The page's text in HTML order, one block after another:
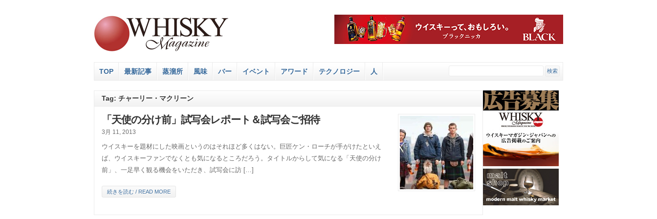
TOP 最新記事 蒸溜所 風味 バー イベント アワード テクノロジー 人
Tag: チャーリー・マクリーン
「天使の分け前」試写会レポート＆試写会ご招待
3月 11, 2013
ウイスキーを題材にした映画というのはそれほど多くはない。巨匠ケン・ローチが手がけたといえ
ば、ウイスキーファンでなくとも気になるところだろう。タイトルからして気になる「天使の分け
前」、一足早く観る機会をいただき、試写会に訪 […]
続きを読む / READ MORE